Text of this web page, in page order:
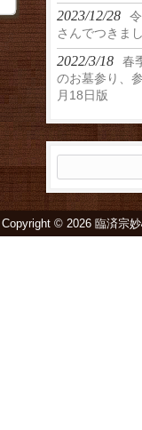
2023/12/28
さんでつき
2022/3/18
春
のお墓参り、
月18日版
索:
Copyright © 2026 臨済宗